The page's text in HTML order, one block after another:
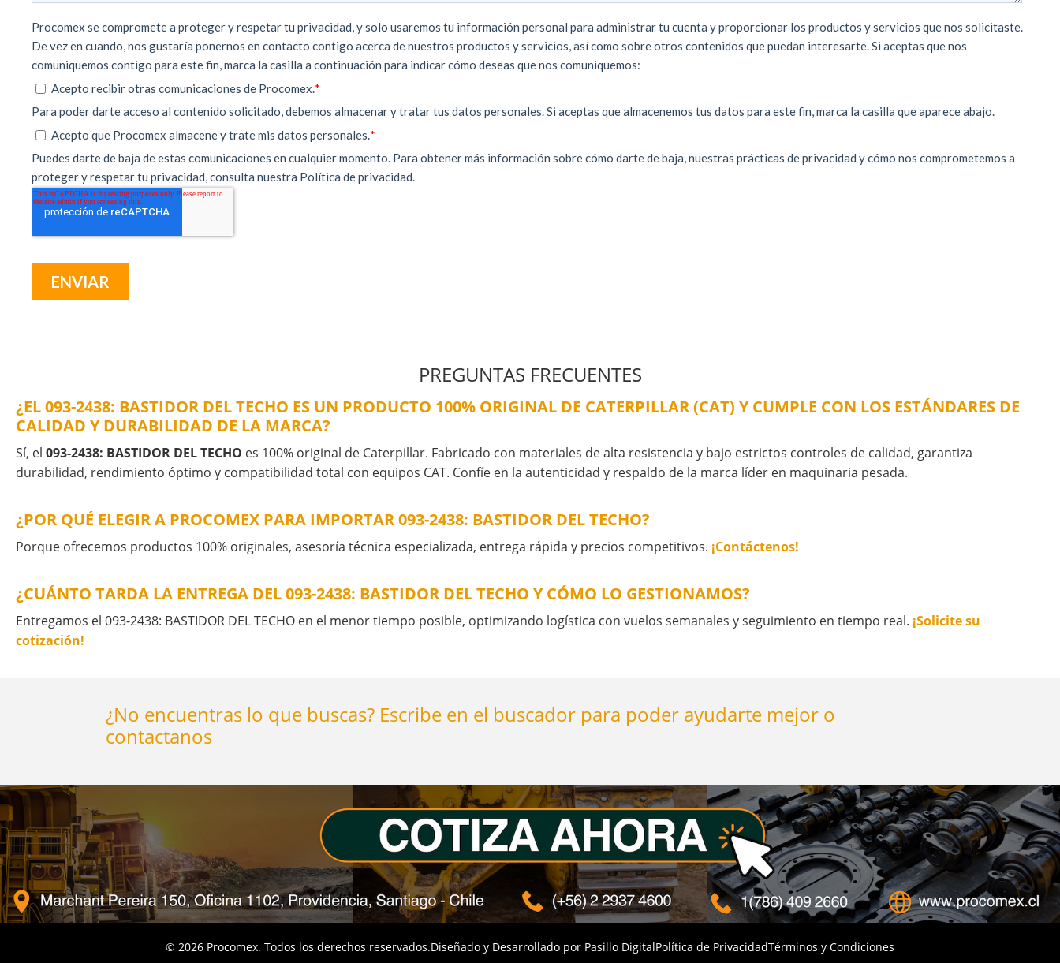
PREGUNTAS FRECUENTES
¿EL 093-2438: BASTIDOR DEL TECHO ES UN PRODUCTO 100% ORIGINAL DE CATERPILLAR (CAT) Y CUMPLE CON LOS ESTÁNDARES DE
CALIDAD Y DURABILIDAD DE LA MARCA?
Sí, el 093-2438: BASTIDOR DEL TECHO es 100% original de Caterpillar. Fabricado con materiales de alta resistencia y bajo estrictos controles de calidad, garantiza
durabilidad, rendimiento óptimo y compatibilidad total con equipos CAT. Confíe en la autenticidad y respaldo de la marca líder en maquinaria pesada.
¿POR QUÉ ELEGIR A PROCOMEX PARA IMPORTAR 093-2438: BASTIDOR DEL TECHO?
Porque ofrecemos productos 100% originales, asesoría técnica especializada, entrega rápida y precios competitivos. ¡Contáctenos!
¿CUÁNTO TARDA LA ENTREGA DEL 093-2438: BASTIDOR DEL TECHO Y CÓMO LO GESTIONAMOS?
Entregamos el 093-2438: BASTIDOR DEL TECHO en el menor tiempo posible, optimizando logística con vuelos semanales y seguimiento en tiempo real. ¡Solicite su
cotización!
¿No encuentras lo que buscas? Escribe en el buscador para poder ayudarte mejor o
contactanos
© 2026 Procomex. Todos los derechos reservados.Diseñado y Desarrollado por Pasillo DigitalPolítica de PrivacidadTérminos y Condiciones